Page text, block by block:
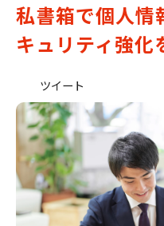
私書箱で個人情
キュリティ強化
ツイート